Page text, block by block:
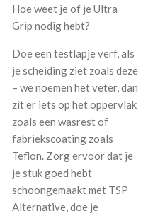
Hoe weet je of je Ultra
Grip nodig hebt?
Doe een testlapje verf, als
je scheiding ziet zoals deze
– we noemen het veter, dan
zit er iets op het oppervlak
zoals een wasrest of
fabriekscoating zoals
Teflon. Zorg ervoor dat je
je stuk goed hebt
schoongemaakt met TSP
Alternative, doe je